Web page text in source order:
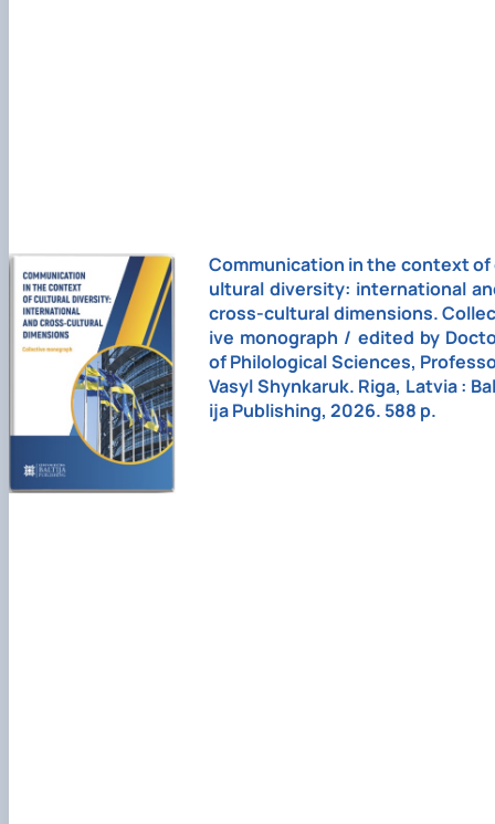
Сommunication in the context of
ultural diversity: international
cross-cultural dimensions.
ive monograph / edited by
of Philological Sciences,
Vasyl Shynkaruk. Riga, Latvia :
ija Publishing, 2026. 588 p.